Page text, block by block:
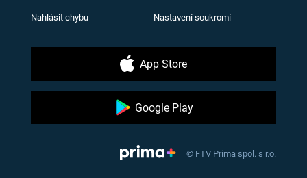
Nahlásit chybu Nastavení soukromí
App Store
Google Play
© FTV Prima spol. s r.o.